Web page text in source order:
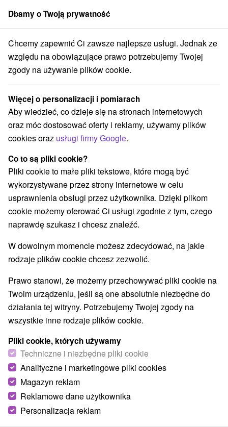
członek grupySorger
Apartmány Východné Slovensko Prešovský kraj Spišské Bystré
Apartmány Spišské Bystré
Kategorie
Wszystkie kategorie
Apartmány(2)
Wybierz lokalizację lub datę
WSZYSTKO NAJTAŃSZE NAJDROŻSZE
Apartmány Andriš Spišské Bystré
Spišské Bystré
Dbamy o Twoją prywatność
Chcemy zapewnić Ci zawsze najlepsze usługi. Jednak ze
względu na obowiązujące prawo potrzebujemy Twojej
zgody na używanie plików cookie.
Więcej o personalizacji i pomiarach
Aby wiedzieć, co dzieje się na stronach internetowych
oraz móc dostosować oferty i reklamy, używamy plików
cookies oraz usługi firmy Google.
Co to są pliki cookie?
Pliki cookie to małe pliki tekstowe, które mogą być
wykorzystywane przez strony internetowe w celu
usprawnienia obsługi przez użytkownika. Dzięki plikom
cookie możemy oferować Ci usługi zgodnie z tym, czego
naprawdę szukasz i chcesz znaleźć.
W dowolnym momencie możesz zdecydować, na jakie
rodzaje plików cookie chcesz zezwolić.
Prawo stanowi, że możemy przechowywać pliki cookie na
Twoim urządzeniu, jeśli są one absolutnie niezbędne do
działania tej witryny. Potrzebujemy Twojej zgody na
wszystkie inne rodzaje plików cookie.
Pliki cookie, których używamy
Techniczne i niezbędne pliki cookie
Analityczne i marketingowe pliki cookies
Magazyn reklam
Reklamowe dane użytkownika
Personalizacja reklam